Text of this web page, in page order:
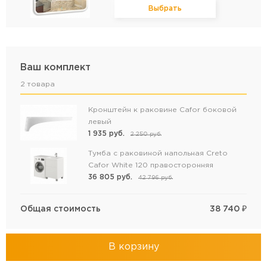
Выбрать
Ваш комплект
2 товара
Кронштейн к раковине Cafor боковой
левый
1 935 руб. 2 250руб.
Тумба с раковиной напольная Creto
Cafor White 120 правосторонняя
36 805 руб. 42 796руб.
Общая стоимость 38 740 ₽
В корзину